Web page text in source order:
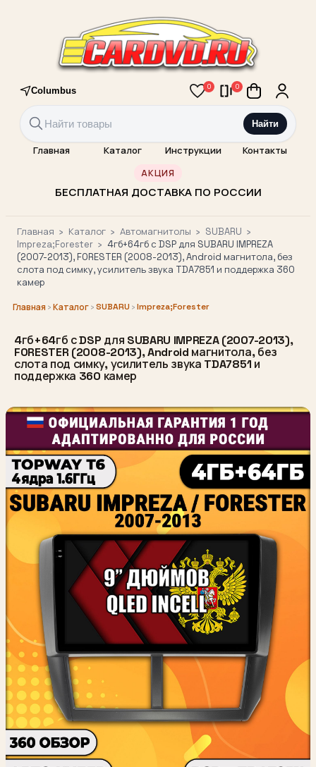
Columbus 0 0
Найти
Главная Каталог Инструкции Контакты
АКЦИЯ
БЕСПЛАТНАЯ ДОСТАВКА ПО РОССИИ
Главная › Каталог › Автомагнитолы › SUBARU ›
Impreza;Forester › 4гб+64гб с DSP для SUBARU IMPREZA
(2007-2013), FORESTER (2008-2013), Android магнитола, без
слота под симку, усилитель звука TDA7851 и поддержка 360
камер
Главная ›Каталог›SUBARU ›Impreza;Forester
4гб+64гб с DSP для SUBARU IMPREZA (2007-2013),
FORESTER (2008-2013), Android магнитола, без
слота под симку, усилитель звука TDA7851 и
поддержка 360 камер